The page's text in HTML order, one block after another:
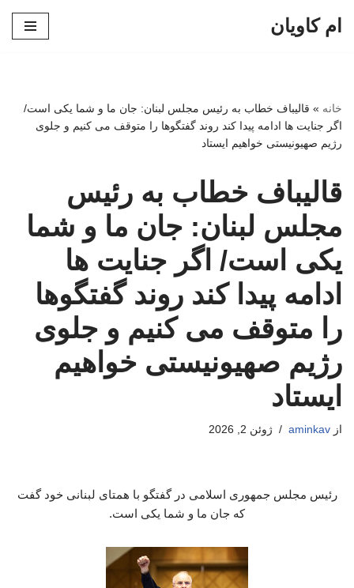
ام کاویان
خانه » قالیباف خطاب به رئیس مجلس لبنان: جان ما و شما یکی است/
اگر جنایت ها ادامه پیدا کند روند گفتگوها را متوقف می کنیم و جلوی
رژیم صهیونیستی خواهیم ایستاد
قالیباف خطاب به رئیس
مجلس لبنان: جان ما و شما
یکی است/ اگر جنایت ها
ادامه پیدا کند روند گفتگوها
را متوقف می کنیم و جلوی
رژیم صهیونیستی خواهیم
ایستاد
از aminkav ژوئن 2, 2026
رئیس مجلس جمهوری اسلامی در گفتگو با همتای لبنانی خود گفت
که جان ما و شما یکی است.